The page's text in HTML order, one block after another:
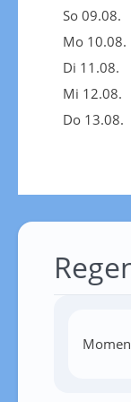
So 09.08.
Mo 10.08.
Di 11.08.
Mi 12.08.
Do 13.08.